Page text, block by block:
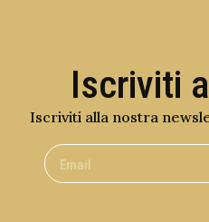
Iscriviti
Iscriviti alla nostra